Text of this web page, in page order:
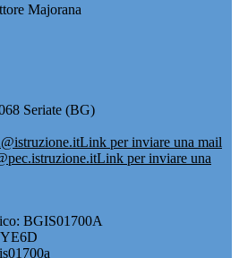
Majorana
Seriate (BG)
Link per inviare una mail
Link per inviare una
BGIS01700A